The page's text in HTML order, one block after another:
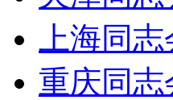
上海同
重庆同